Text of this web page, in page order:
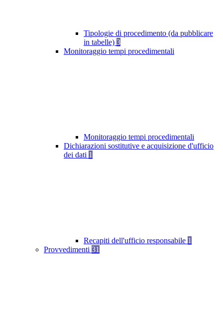
Tipologie di procedimento (da pubblicare
in tabelle) 3
Monitoraggio tempi procedimentali
Monitoraggio tempi procedimentali
Dichiarazioni sostitutive e acquisizione d'ufficio
dei dati 1
Recapiti dell'ufficio responsabile 1
Provvedimenti 31